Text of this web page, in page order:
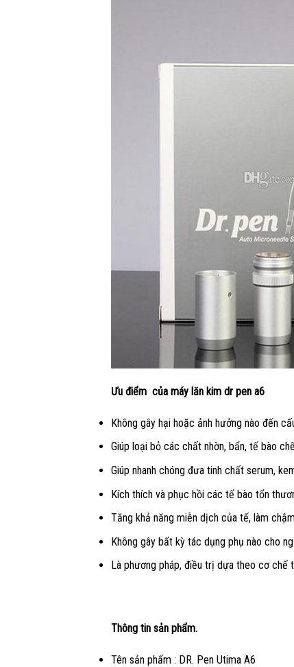
Ưu điểm của máy lăn kim dr pen a6
Không gây hại hoặc ảnh hưởng nào đến
Giúp loại bỏ các chất nhờn, bẩn, tế bào
Giúp nhanh chóng đưa tinh chất serum,
Kích thích và phục hồi các tế bào tổn
Tăng khả năng miễn dịch của tế, làm
Không gây bất kỳ tác dụng phụ nào cho
Là phương pháp, điều trị dựa theo cơ
Thông tin sản phẩm.
Tên sản phẩm : DR. Pen Utima A6